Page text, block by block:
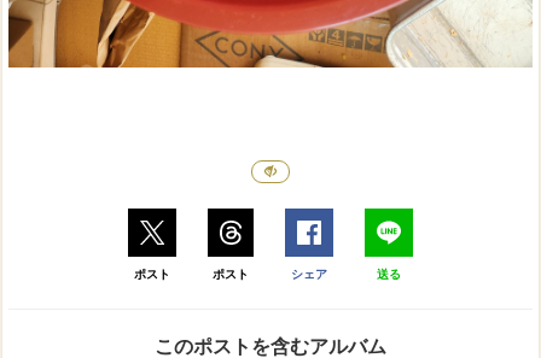
ポスト ポスト シェア 送る
このポストを含むアルバム